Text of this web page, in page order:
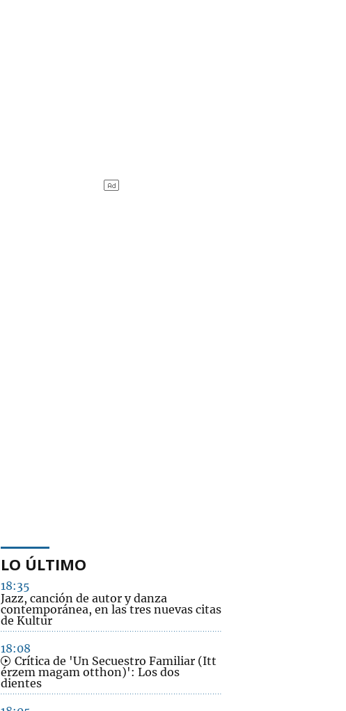
LO ÚLTIMO
18:35
Jazz, canción de autor y danza
contemporánea, en las tres nuevas citas
de Kultur
18:08
Crítica de 'Un Secuestro Familiar (Itt
érzem magam otthon)': Los dos
dientes